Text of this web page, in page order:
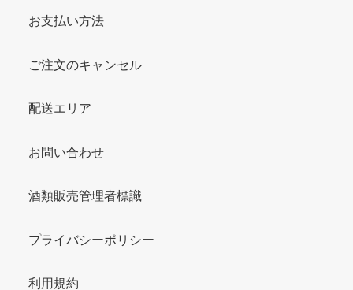
お支払い方法
ご注文のキャンセル
配送エリア
お問い合わせ
酒類販売管理者標識
プライバシーポリシー
利用規約